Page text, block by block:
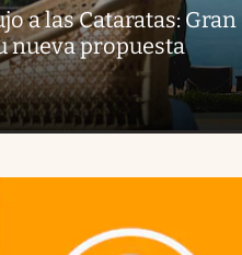
a las Cataratas: Gran
nueva propuesta